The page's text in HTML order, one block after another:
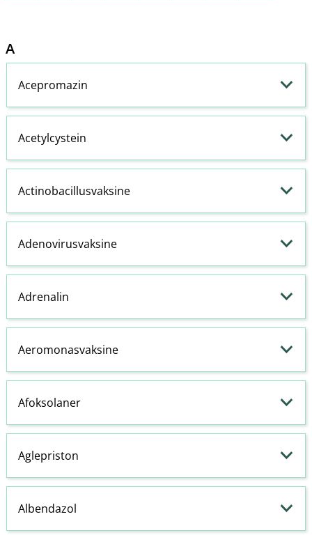
A
Acepromazin
Acetylcystein
Actinobacillusvaksine
Adenovirusvaksine
Adrenalin
Aeromonasvaksine
Afoksolaner
Aglepriston
Albendazol